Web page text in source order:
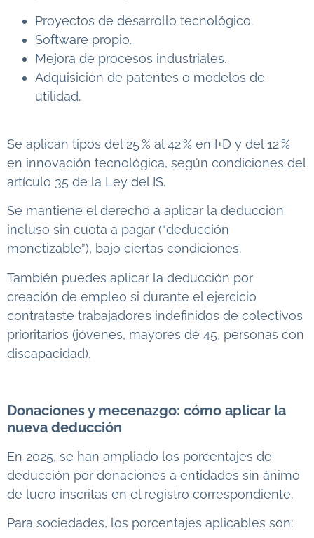
Proyectos de desarrollo tecnológico.
Software propio.
Mejora de procesos industriales.
Adquisición de patentes o modelos de
utilidad.
Se aplican tipos del 25 % al 42 % en I+D y del 12 %
en innovación tecnológica, según condiciones del
artículo 35 de la Ley del IS.
Se mantiene el derecho a aplicar la deducción
incluso sin cuota a pagar (“deducción
monetizable”), bajo ciertas condiciones.
También puedes aplicar la deducción por
creación de empleo si durante el ejercicio
contrataste trabajadores indefinidos de colectivos
prioritarios (jóvenes, mayores de 45, personas con
discapacidad).
Donaciones y mecenazgo: cómo aplicar la
nueva deducción
En 2025, se han ampliado los porcentajes de
deducción por donaciones a entidades sin ánimo
de lucro inscritas en el registro correspondiente.
Para sociedades, los porcentajes aplicables son: